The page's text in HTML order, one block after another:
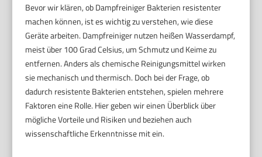
Bevor wir klären, ob Dampfreiniger Bakterien resistenter
machen können, ist es wichtig zu verstehen, wie diese
Geräte arbeiten. Dampfreiniger nutzen heißen Wasserdampf,
meist über 100 Grad Celsius, um Schmutz und Keime zu
entfernen. Anders als chemische Reinigungsmittel wirken
sie mechanisch und thermisch. Doch bei der Frage, ob
dadurch resistente Bakterien entstehen, spielen mehrere
Faktoren eine Rolle. Hier geben wir einen Überblick über
mögliche Vorteile und Risiken und beziehen auch
wissenschaftliche Erkenntnisse mit ein.